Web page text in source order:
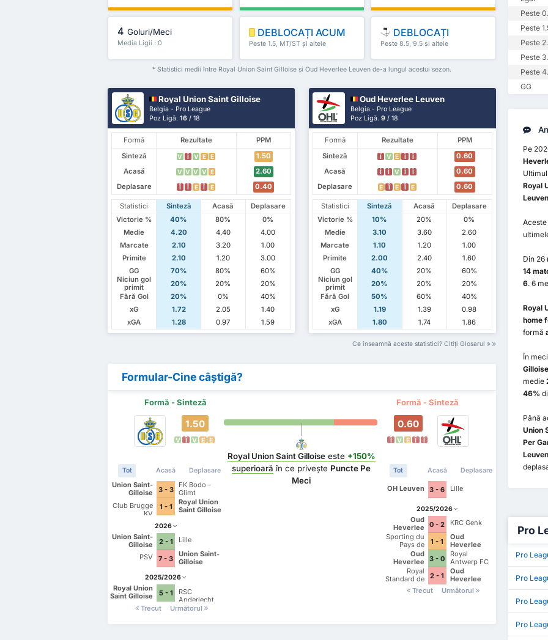
4 Goluri/Meci
Media Ligii : 0
DEBLOCAȚI ACUM
Peste 1.5, MT/ST și altele
DEBLOCAȚI
Peste 8.5, 9.5 și altele
* Statistici medii între Royal Union Saint Gilloise și Oud Heverlee Leuven de-a lungul acestui sezon.
Royal Union Saint Gilloise
Belgia - Pro League
Poz Ligă.16 / 18
Formă Rezultate
PPM
Sinteză
V Î V E E
1.50
Acasă
V V V V E
2.60
Deplasare
Î Î E Î E 0.40
Statistici Sinteză Acasă
Deplasare
Victorie %
40% 80%
0%
Medie
4.20 4.40
4.00
Marcate
2.10 3.20
1.00
Primite
2.10 1.20
3.00
GG
70% 80%
60%
Niciun gol
primit
20% 20%
20%
Fără Gol
20% 0%
40%
xG
1.72 2.05
1.40
xGA
1.28 0.97 1.59
Oud Heverlee Leuven
Belgia - Pro League
Poz Ligă.9 / 18
Formă Rezultate
PPM
Sinteză
Î V E Î Î
0.60
Acasă
Î Î V Î Î
0.60
Deplasare
E Î E Î E 0.60
Statistici Sinteză Acasă
Deplasare
Victorie %
10% 20%
0%
Medie
3.10 3.60
2.60
Marcate
1.10 1.20
1.00
Primite
2.00 2.40
1.60
GG
40% 20%
60%
Niciun gol
primit
20% 20%
20%
Fără Gol
50% 60%
40%
xG
1.19 1.39
0.98
xGA
1.80 1.74 1.86
Ce înseamnă aceste statistici? Citiți Glosarul
Formular-Cine câștigă?
Formă - Sinteză Formă - Sinteză
1.50
V Î V E E
Tot Acasă Deplasare
Union Saint-
Gilloise
3 - 3
FK Bodo -
Glimt
Club Brugge
KV
1 - 1
Royal Union
Saint Gilloise
2026
Union Saint-
Gilloise
2 - 1
Lille
PSV
7 - 3
Union Saint-
Gilloise
2025/2026
Royal Union
Saint Gilloise
5 - 1
RSC
Anderlecht
Trecut
Următorul
Royal Union Saint Gilloiseeste +150%
superioară în ce privește Puncte Pe
Meci
0.60
Î V E Î Î
Tot Acasă Deplasare
OH Leuven 3 - 6 Lille
2025/2026
Oud
Heverlee
Leuven
0 - 2
KRC Genk
Sporting du
Pays de
Charleroi
1 - 1
Oud
Heverlee
Leuven
Oud
Heverlee
Leuven
3 - 0
Royal
Antwerp FC
Royal
Standard de
Liege
2 - 1
Oud
Heverlee
Leuven
Trecut Următorul
Peste
Peste
Peste
Peste
Peste
GG
Pe
Royal
Din 26
14
6. 6
Royal
home
formă
În
Gilloise
medie
46%
Până
Union
Per
Pro
Pro
Pro
Pro
Pro